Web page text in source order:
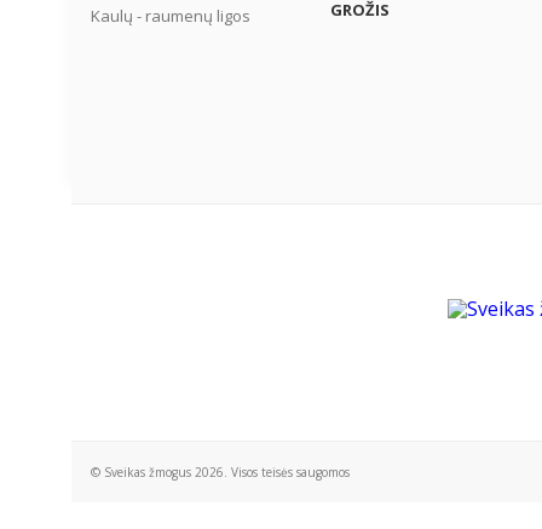
Kaulų - raumenų ligos
GROŽIS
© Sveikas žmogus 2026. Visos teisės saugomos